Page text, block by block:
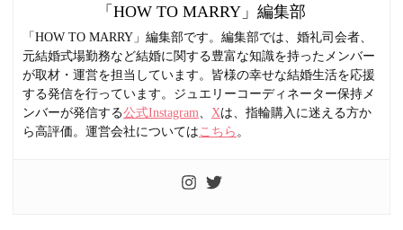
「HOW TO MARRY」編集部
「HOW TO MARRY」編集部です。編集部では、婚礼司会者、
元結婚式場勤務など結婚に関する豊富な知識を持ったメンバー
が取材・運営を担当しています。皆様の幸せな結婚生活を応援
する発信を行っています。ジュエリーコーディネーター保持メ
ンバーが発信する公式Instagram Xは、指輪購入に迷える方か
ら高評価。運営会社については こちら 。